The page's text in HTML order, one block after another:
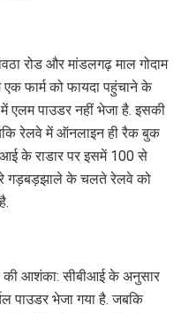
रोड और मांडलगढ़ माल गोदाम
फार्म को फायदा पहुंचाने के
में एलम पाउडर नहीं भेजा है. इसकी
रेलवे में ऑनलाइन ही रैक बुक
के राडार पर इसमें 100 से
पूरे गड़बड़झाले के चलते रेलवे को
आशंका: सीबीआई के अनुसार
पाउडर भेजा गया है. जबकि